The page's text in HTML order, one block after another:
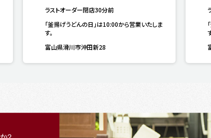
ラストオーダー閉店30分前
「釜揚げうどんの日」は10:00から営業いたしま
す。
富山県滑川市沖田新28